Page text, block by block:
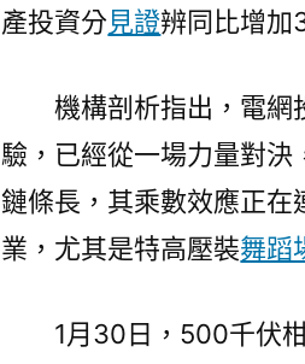
產投資分見證辨同比增加
機構剖析指出，電網
驗，已經從一場力量對決
鏈條長，其乘數效應正
業，尤其是特高壓裝舞蹈
1月30日，500千伏